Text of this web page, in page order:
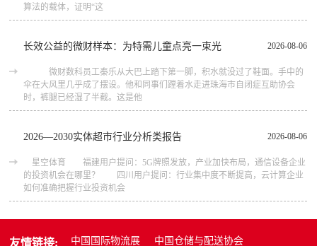
算法的载体，证明“这
2026-08-06
长效公益的微财样本：为特需儿童点亮一束光
微财数科员工秦乐从大巴上踏下第一脚，积水就没过了鞋面。手中的
伞在大风里几乎成了摆设。他和同事们蹚着水走进珠海市自闭症互助协会
时，裤腿已经湿了半截。这是他
2026-08-06
2026—2030实体超市行业分析类报告
星空体育 福建用户提问：5G牌照发放，产业加快布局，通信设备企业
的投资机会在哪里？ 四川用户提问：行业集中度不断提高，云计算企业
如何准确把握行业投资机会
友情链接: 中国国际物流展 中国仓储与配送协会